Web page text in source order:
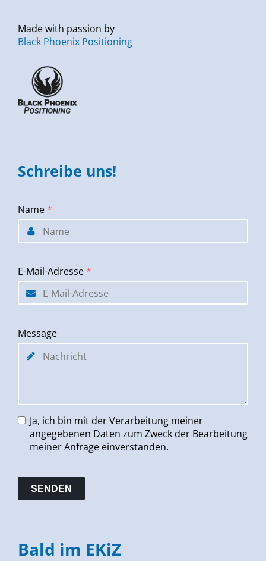
Made with passion by
Black Phoenix Positioning
Schreibe uns!
Name *
E-Mail-Adresse *
Message
Ja, ich bin mit der Verarbeitung meiner
angegebenen Daten zum Zweck der Bearbeitung
meiner Anfrage einverstanden.
Bald im EKiZ